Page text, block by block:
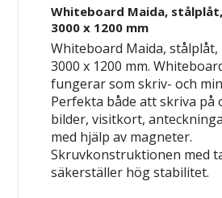
Whiteboard Maida,
3000 x 1200 mm
Whiteboard Maida, stålplåt,
3000 x 1200 mm.
fungerar som skriv- och
Perfekta både att skriva på
bilder, visitkort,
med hjälp av magneter.
Skruvkonstruktionen med
säkerställer hög stabilitet.